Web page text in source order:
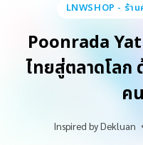
LNWSHOP - ร้า
Poonrada
ไทยสู่ตลาดโลก
ค
Inspired byDekluan